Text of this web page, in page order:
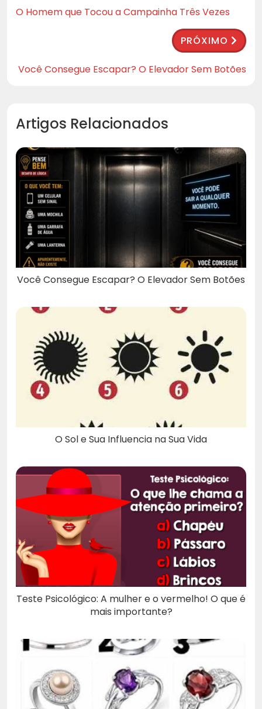
O Homem que Tocou a Campainha Três Vezes
PRÓXIMO
Você Consegue Escapar? O Elevador Sem Botões
Artigos Relacionados
Você Consegue Escapar? O Elevador Sem Botões
O Sol e Sua Influencia na Sua Vida
Teste Psicológico: A mulher e o vermelho! O que é
mais importante?